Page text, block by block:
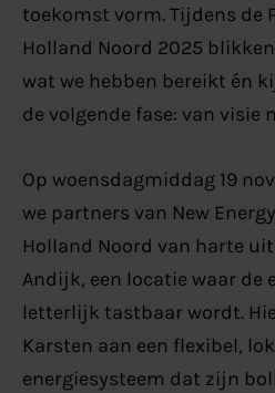
toekomst vorm. Tijdens de
Holland Noord 2025
wat we hebben bereikt én
de volgende fase: van visie
Op woensdagmiddag 19
we partners van New
Holland Noord van harte
Andijk, een locatie waar de
letterlijk tastbaar wordt.
Karsten aan een flexibel,
energiesysteem dat zijn